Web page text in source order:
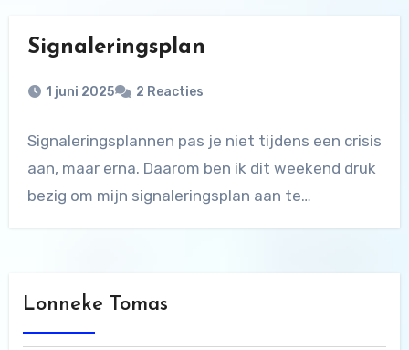
Signaleringsplan
1 juni 2025 2 Reacties
Signaleringsplannen pas je niet tijdens een crisis
aan, maar erna. Daarom ben ik dit weekend druk
bezig om mijn signaleringsplan aan te…
Lonneke Tomas